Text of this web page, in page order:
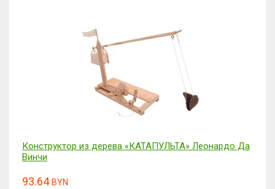
Конструктор из дерева «КАТАПУЛЬТА» Леонардо Да
Винчи
93.64 BYN